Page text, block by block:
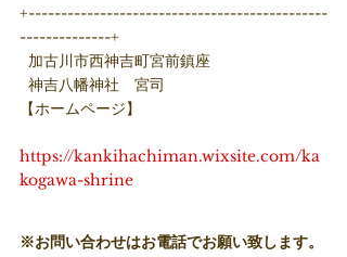
+----------------------------------------------
--------------+
  加古川市西神吉町宮前鎮座
  神吉八幡神社　宮司
【ホームページ】
https://kankihachiman.wixsite.com/ka
kogawa-shrine
※お問い合わせはお電話でお願い致します。